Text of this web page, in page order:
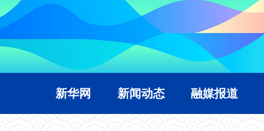
新华网 新闻动态 融媒报道